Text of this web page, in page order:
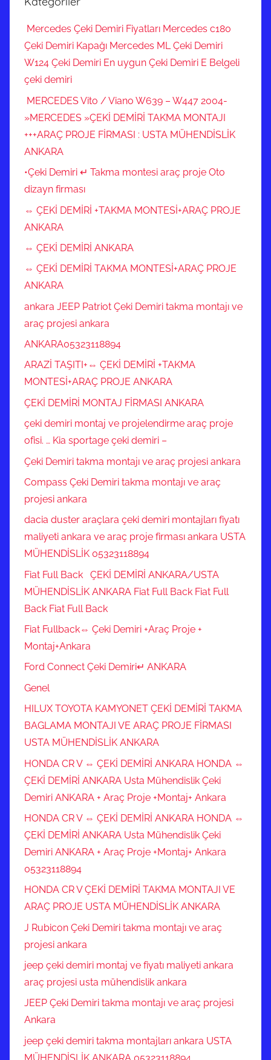
Mercedes Çeki Demiri Fiyatları Mercedes c180
Çeki Demiri Kapağı Mercedes ML Çeki Demiri
W124 Çeki Demiri En uygun Çeki Demiri E Belgeli
çeki demiri
MERCEDES Vito / Viano W639 – W447 2004-
»MERCEDES »ÇEKİ DEMİRİ TAKMA MONTAJI
+++ARAÇ PROJE FİRMASI : USTA MÜHENDİSLİK
ANKARA
•Çeki Demiri ↵ Takma montesi araç proje Oto
dizayn firması
⇔ ÇEKİ DEMİRİ +TAKMA MONTESİ+ARAÇ PROJE
ANKARA
⇔ ÇEKİ DEMİRİ ANKARA
⇔ ÇEKİ DEMİRİ TAKMA MONTESİ+ARAÇ PROJE
ANKARA
ankara JEEP Patriot Çeki Demiri takma montajı ve
araç projesi ankara
ANKARA05323118894
ARAZİ TAŞITI+⇔ ÇEKİ DEMİRİ +TAKMA
MONTESİ+ARAÇ PROJE ANKARA
ÇEKİ DEMİRİ MONTAJ FİRMASI ANKARA
çeki demiri montaj ve projelendirme araç proje
ofisi. … Kia sportage çeki demiri –
Çeki Demiri takma montajı ve araç projesi ankara
Compass Çeki Demiri takma montajı ve araç
projesi ankara
dacia duster araçlara çeki demiri montajları fiyatı
maliyeti ankara ve araç proje firması ankara USTA
MÜHENDİSLİK 05323118894
Fiat Full Back ÇEKİ DEMİRİ ANKARA/USTA
MÜHENDİSLİK ANKARA Fiat Full Back Fiat Full
Back Fiat Full Back
Fiat Fullback⇔ Çeki Demiri +Araç Proje +
Montaj+Ankara
Ford Connect Çeki Demiri↵ ANKARA
Genel
HILUX TOYOTA KAMYONET ÇEKİ DEMİRİ TAKMA
BAGLAMA MONTAJI VE ARAÇ PROJE FİRMASI
USTA MÜHENDİSLİK ANKARA
HONDA CR V ⇔ ÇEKİ DEMİRİ ANKARA HONDA ⇔
ÇEKİ DEMİRİ ANKARA Usta Mühendislik Çeki
Demiri ANKARA + Araç Proje +Montaj+ Ankara
HONDA CR V ⇔ ÇEKİ DEMİRİ ANKARA HONDA ⇔
ÇEKİ DEMİRİ ANKARA Usta Mühendislik Çeki
Demiri ANKARA + Araç Proje +Montaj+ Ankara
05323118894
HONDA CR V ÇEKİ DEMİRİ TAKMA MONTAJI VE
ARAÇ PROJE USTA MÜHENDİSLİK ANKARA
J Rubicon Çeki Demiri takma montajı ve araç
projesi ankara
jeep çeki demiri montaj ve fiyatı maliyeti ankara
araç projesi usta mühendislik ankara
JEEP Çeki Demiri takma montajı ve araç projesi
Ankara
jeep çeki demiri takma montajları ankara USTA